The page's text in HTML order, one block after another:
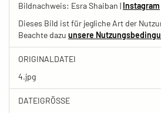
Bildnachweis: Esra Shaiban | Instagram
Dieses Bild ist für jegliche Art der
Beachte dazu unsere
ORIGINALDATEI
4.jpg
DATEIGRÖSSE